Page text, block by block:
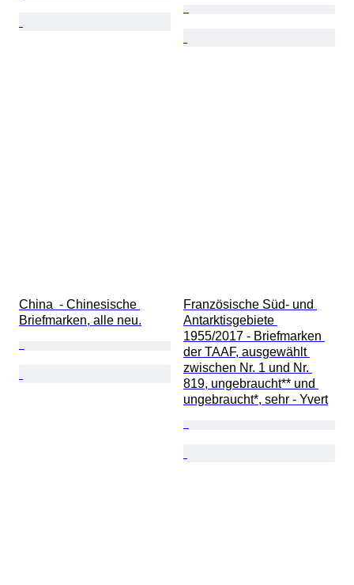
China  - Chinesische
Briefmarken, alle neu.
Französische Süd- und
Antarktisgebiete
1955/2017 - Briefmarken
der TAAF, ausgewählt
zwischen Nr. 1 und Nr.
819, ungebraucht** und
ungebraucht*, sehr - Yvert